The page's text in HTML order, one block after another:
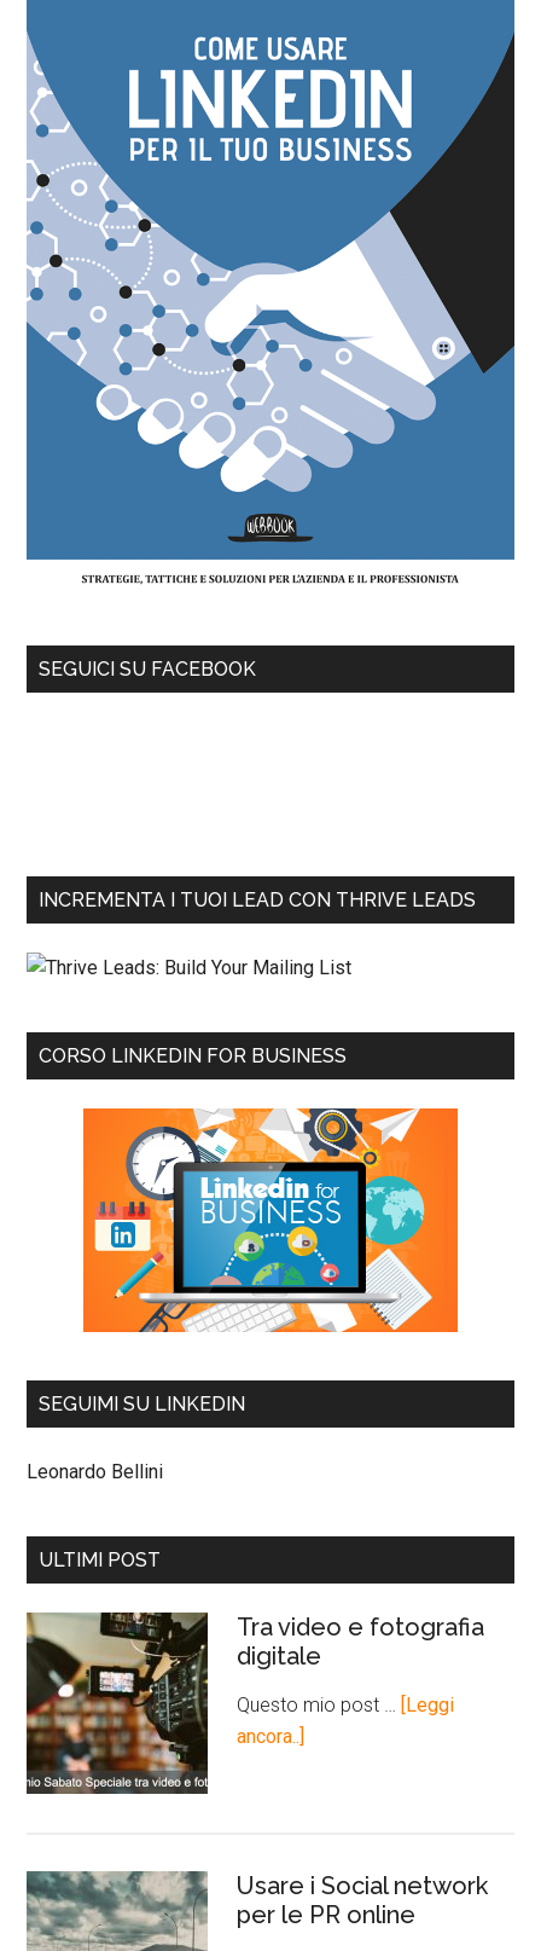
SEGUICI SU FACEBOOK
INCREMENTA I TUOI LEAD CON THRIVE LEADS
CORSO LINKEDIN FOR BUSINESS
SEGUIMI SU LINKEDIN
Leonardo Bellini
ULTIMI POST
Tra video e fotografia
digitale
Questo mio post …
[Leggi
ancora..]
Usare i Social network
per le PR online